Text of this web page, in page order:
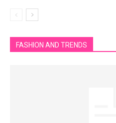
FASHION AND TRENDS